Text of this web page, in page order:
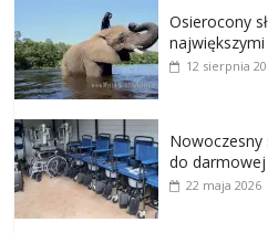
Osierocony
największymi
12 sierpnia
Nowoczesny
do
22 maja 2026